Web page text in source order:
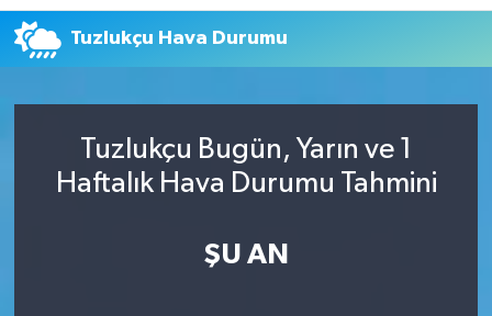
Tuzlukçu Hava Durumu
Tuzlukçu Bugün, Yarın ve 1
Haftalık Hava Durumu Tahmini
ŞU AN
ASAYİŞ
TURİZM
Namaz Vakitleri
Süper Lig Puan Durumu ve Fikstür
Son Dakika Haberleri